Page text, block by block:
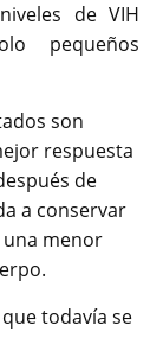
de VIH
pequeños
son
respuesta
de
a conservar
menor
todavía se